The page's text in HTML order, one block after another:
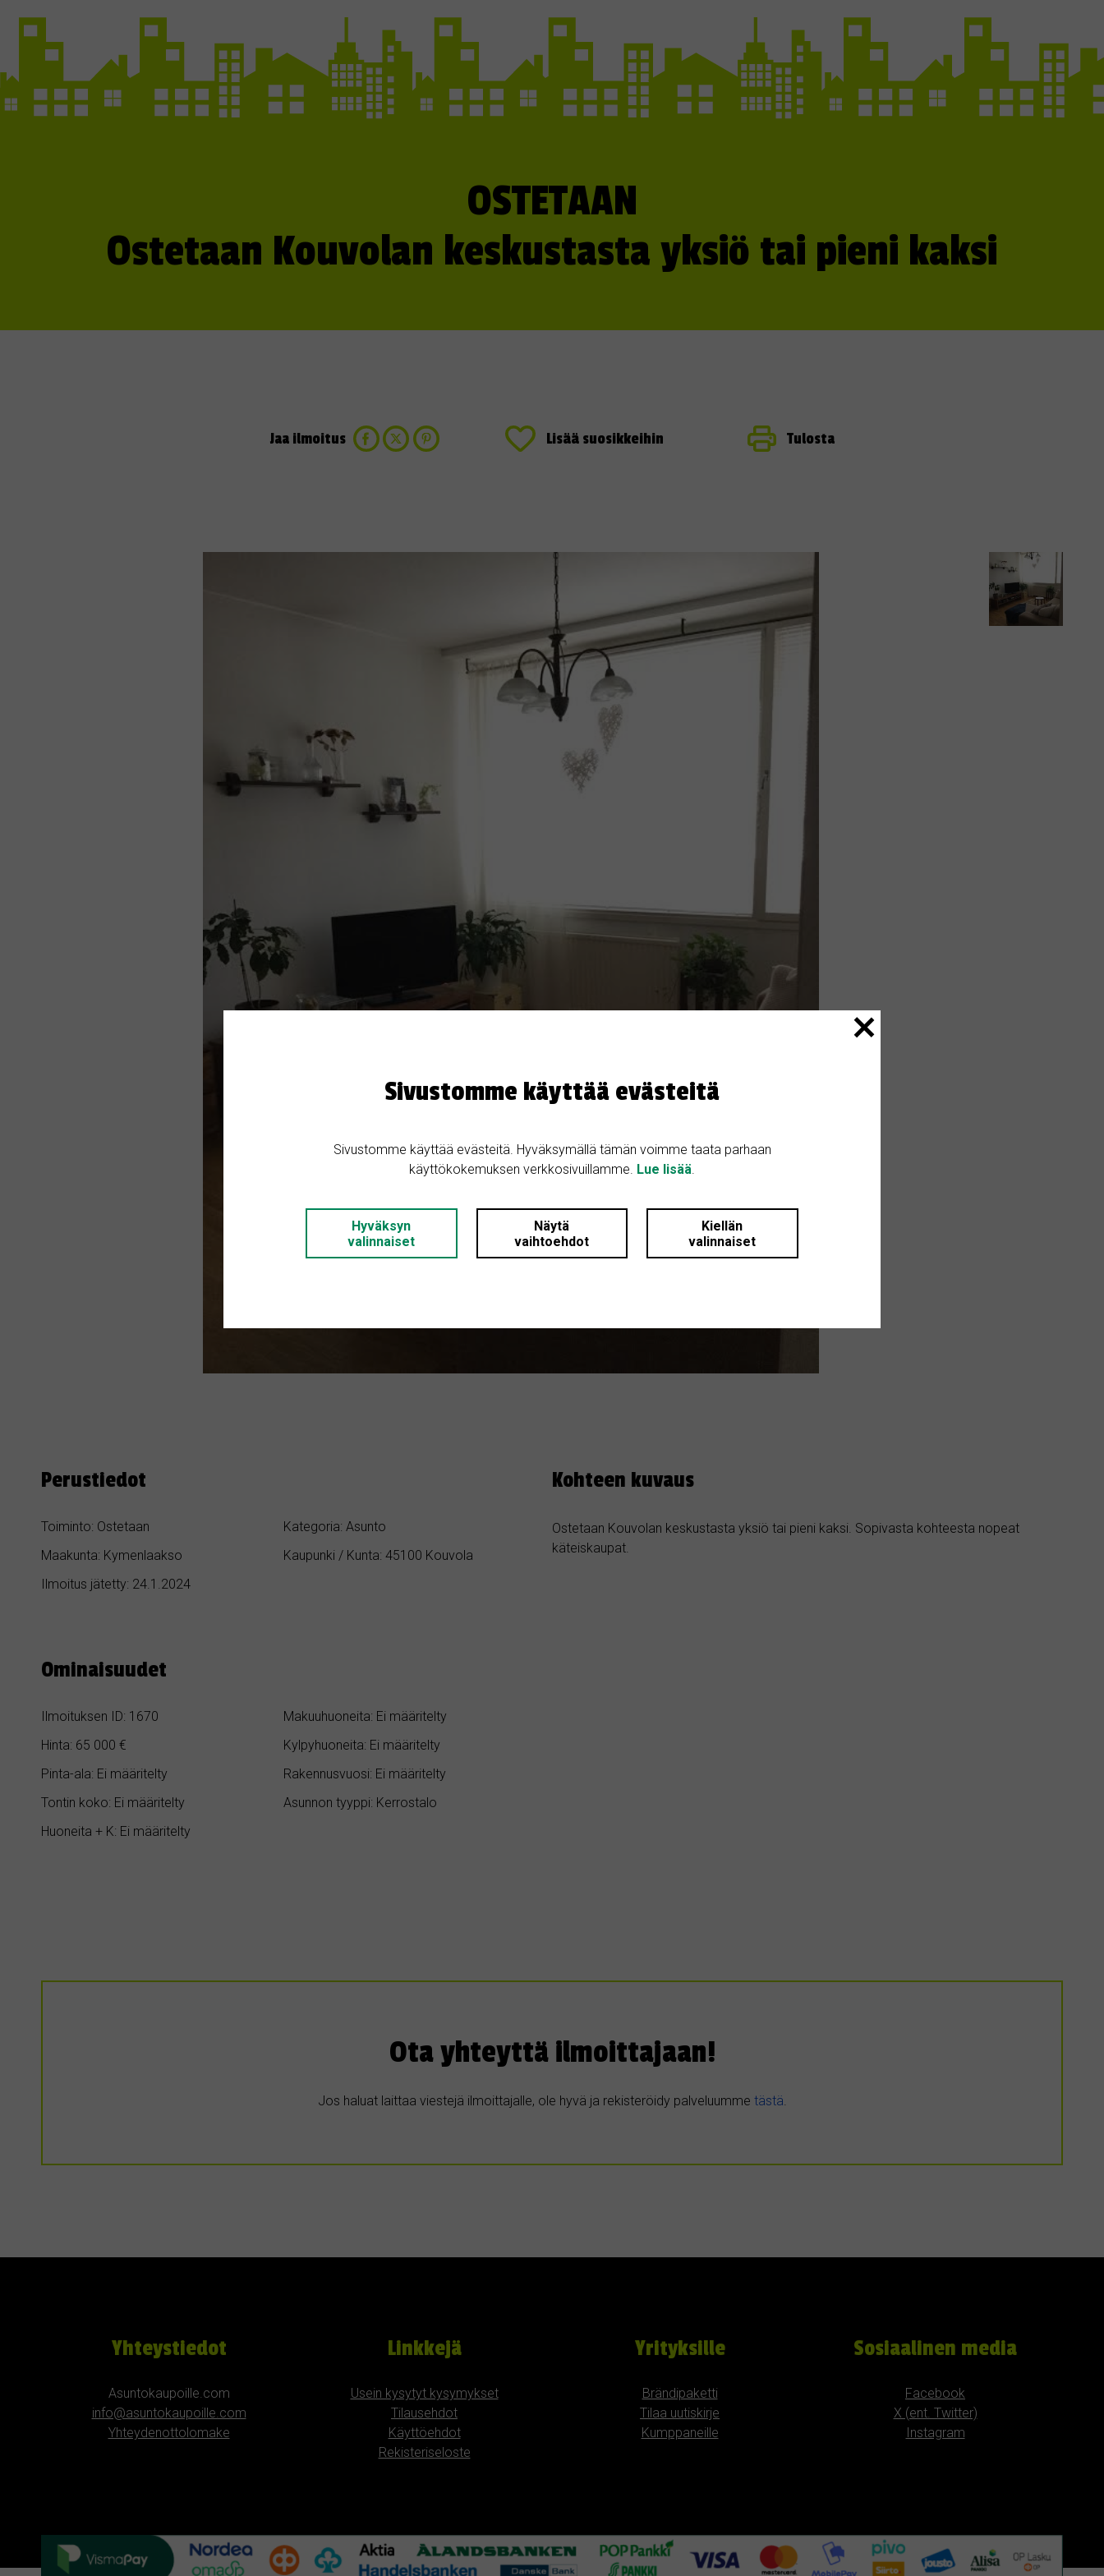
OSTETAAN
Ostetaan Kouvolan keskustasta yksiö tai pieni kaksi
Jaa ilmoitus Lisää suosikkeihin Tulosta
Perustiedot
Toiminto: Ostetaan
Kategoria: Asunto
Maakunta: Kymenlaakso
Kaupunki / Kunta: 45100 Kouvola
Ilmoitus jätetty: 24.1.2024
Ominaisuudet
Ilmoituksen ID: 1670
Makuuhuoneita: Ei määritelty
Hinta: 65 000 €
Kylpyhuoneita: Ei määritelty
Pinta-ala: Ei määritelty
Rakennusvuosi: Ei määritelty
Tontin koko: Ei määritelty
Asunnon tyyppi: Kerrostalo
Huoneita + K: Ei määritelty
Kohteen kuvaus
Ostetaan Kouvolan keskustasta yksiö tai pieni kaksi. Sopivasta kohteesta nopeat
käteiskaupat.
Ota yhteyttä ilmoittajaan!
Jos haluat laittaa viestejä ilmoittajalle, ole hyvä ja rekisteröidy palveluumme tästä.
Yhteystiedot
Asuntokaupoille.com
info@asuntokaupoille.com
Yhteydenottolomake
Linkkejä
Usein kysytyt kysymykset
Tilausehdot
Käyttöehdot
Rekisteriseloste
Yrityksille
Brändipaketti
Tilaa uutiskirje
Kumppaneille
Sosiaalinen media
Facebook
X (ent. Twitter)
Instagram
Sivustomme käyttää evästeitä
Sivustomme käyttää evästeitä. Hyväksymällä tämän voimme taata parhaan
käyttökokemuksen verkkosivuillamme. Lue lisää
Hyväksyn
valinnaiset
Näytä
vaihtoehdot
Kiellän
valinnaiset